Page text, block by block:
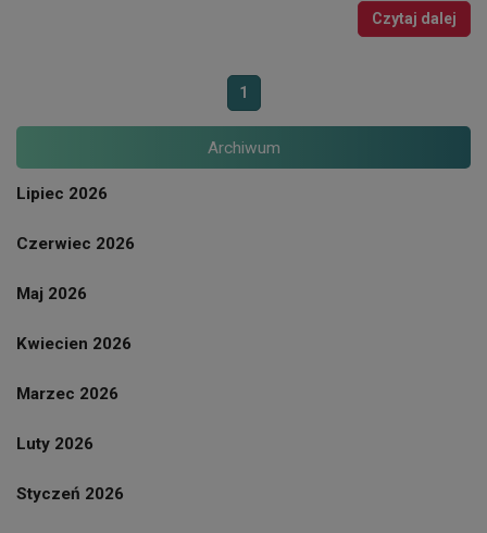
Czytaj dalej
1
Archiwum
Lipiec 2026
Czerwiec 2026
Maj 2026
Kwiecien 2026
Marzec 2026
Luty 2026
Styczeń 2026